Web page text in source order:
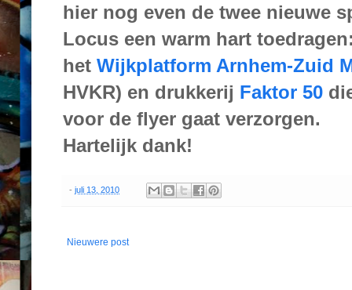
hier nog even de twee nieuwe
Locus een warm hart
het Wijkplatform Arnhem-Zuid
HVKR) en drukkerij Faktor 50
voor de flyer gaat verzorgen.
Hartelijk dank!
- juli 13, 2010
Nieuwere post